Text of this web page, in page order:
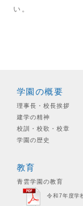
い。
学園の概要
理事長・校長挨拶
建学の精神
校訓・校歌・校章
学園の歴史
教育
青雲学園の教育
令和7年度学